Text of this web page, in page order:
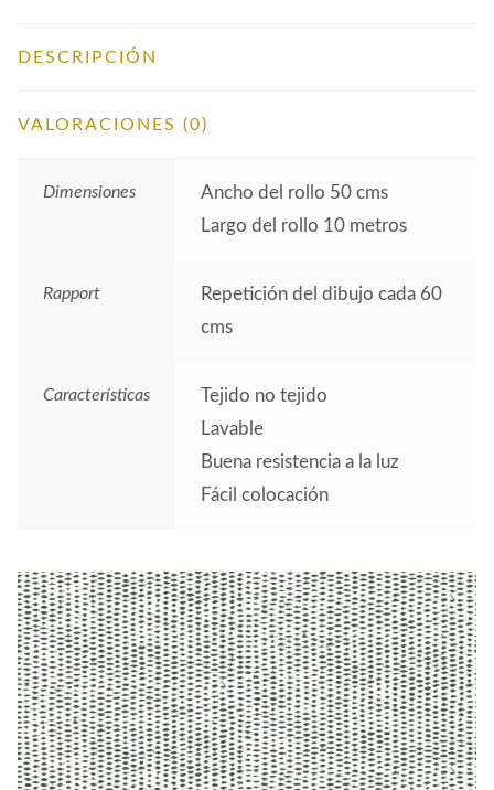
DESCRIPCIÓN
VALORACIONES (0)
Dimensiones
Ancho del rollo 50 cms
Largo del rollo 10 metros
Rapport
Repetición del dibujo cada 60
cms
Características
Tejido no tejido
Lavable
Buena resistencia a la luz
Fácil colocación